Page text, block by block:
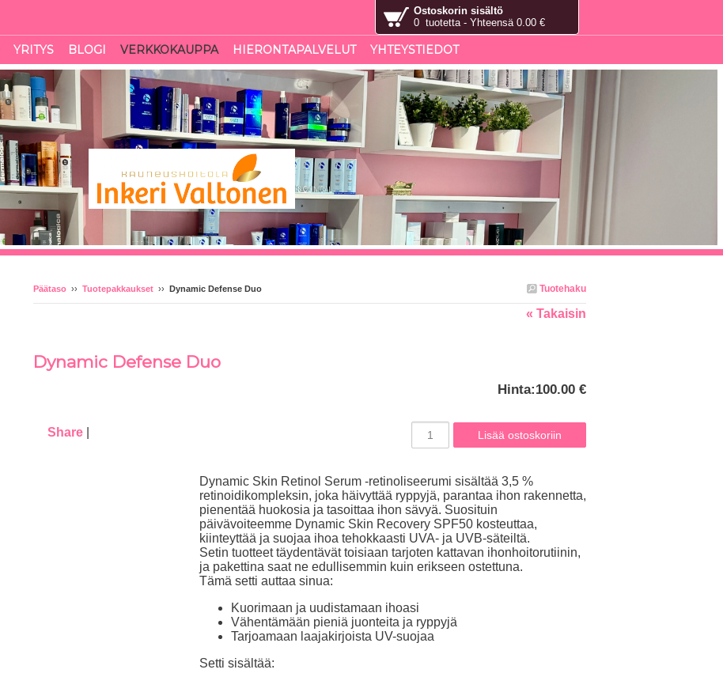
Ostoskorin sisältö
0 tuotetta - Yhteensä 0.00 €
YRITYS BLOGI VERKKOKAUPPA HIERONTAPALVELUT YHTEYSTIEDOT
Tuotehaku
Päätaso ›› Tuotepakkaukset ›› Dynamic Defense Duo
« Takaisin
Dynamic Defense Duo
Share
Hinta:100.00 €
Dynamic Skin Retinol Serum -retinoliseerumi sisältää 3,5 %
retinoidikompleksin, joka häivyttää ryppyjä, parantaa ihon rakennetta,
pienentää huokosia ja tasoittaa ihon sävyä. Suosituin
päivävoiteemme Dynamic Skin Recovery SPF50 kosteuttaa,
kiinteyttää ja suojaa ihoa tehokkaasti UVA- ja UVB-säteiltä.
Setin tuotteet täydentävät toisiaan tarjoten kattavan ihonhoitorutiinin,
ja pakettina saat ne edullisemmin kuin erikseen ostettuna.
Tämä setti auttaa sinua:
Kuorimaan ja uudistamaan ihoasi
Vähentämään pieniä juonteita ja ryppyjä
Tarjoamaan laajakirjoista UV-suojaa
Setti sisältää: